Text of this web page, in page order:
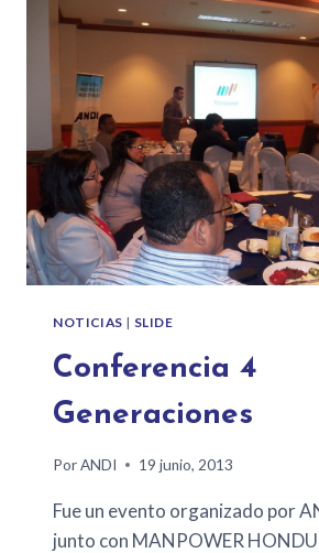
NOTICIAS | SLIDE
Conferencia 4
Generaciones
PorANDI 19 junio, 2013
Fue un evento organizado por
junto con MANPOWER